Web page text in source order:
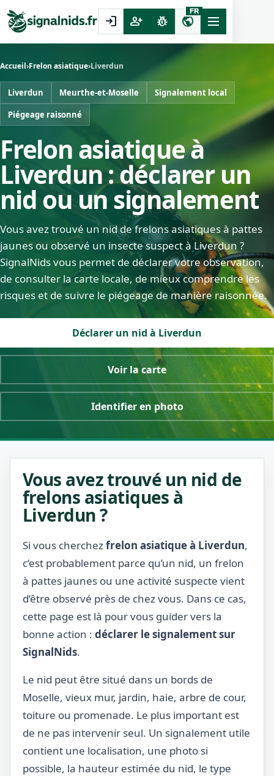
login person_add pest_control public
FR
Accueil›Frelon asiatique›Liverdun
Liverdun Meurthe-et-Moselle
Signalement local
Piégeage raisonné
Frelon asiatique à
Liverdun : déclarer un
nid ou un signalement
Vous avez trouvé un nid de frelons asiatiques à pattes
jaunes ou observé un insecte suspect à Liverdun ?
SignalNids vous permet de déclarer votre observation,
de consulter la carte locale, de mieux comprendre les
risques et de suivre le piégeage de manière raisonnée.
Déclarer un nid à Liverdun
Voir la carte
Identifier en photo
Vous avez trouvé un nid de
frelons asiatiques à
Liverdun ?
Si vous cherchezfrelon asiatique à Liverdun,
c’est probablement parce qu’un nid, un frelon
à pattes jaunes ou une activité suspecte vient
d’être observé près de chez vous. Dans ce cas,
cette page est là pour vous guider vers la
bonne action : déclarer le signalement sur
SignalNids.
Le nid peut être situé dans un bords de
Moselle, vieux mur, jardin, haie, arbre de cour,
toiture ou promenade. Le plus important est
de ne pas intervenir seul. Un signalement utile
contient une localisation, une photo si
possible, la hauteur estimée du nid, le type